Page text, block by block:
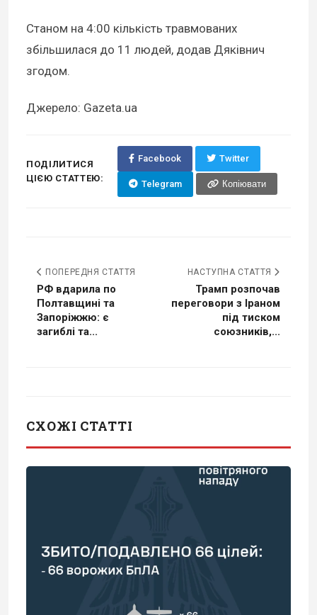
Станом на 4:00 кількість травмованих
збільшилася до 11 людей, додав Дяківнич
згодом.
Джерело: Gazeta.ua
ПОДІЛИТИСЯ
ЦІЄЮ СТАТТЕЮ:
Facebook Twitter
Telegram Копіювати
ПОПЕРЕДНЯ СТАТТЯ
РФ вдарила по
Полтавщині та
Запоріжжю: є
загиблі та...
НАСТУПНА СТАТТЯ
Трамп розпочав
переговори з Іраном
під тиском
союзників,...
СХОЖІ СТАТТІ